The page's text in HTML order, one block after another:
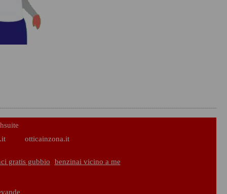
otticainzona.it
gratis gubbio benzinai vicino a me